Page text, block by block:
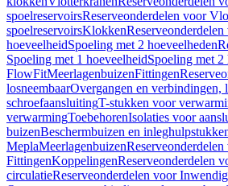
spoelreservoirsReserveonderdelen voor
spoelreservoirsKlokken
hoeveelheidSpoeling met 2 hoeveelheden
Spoeling met 1 hoeveelheidSpoeling met 2
FlowFitMeerlagenbuizenFittingen
losneembaarOvergangen en verbindingen,
schroefaansluitingT-stukken voor
verwarmingToebehorenIsolaties voor
buizenBeschermbuizen en
MeplaMeerlagenbuizen
FittingenKoppelingenReserveonderdelen
circulatieReserveonderdelen voor